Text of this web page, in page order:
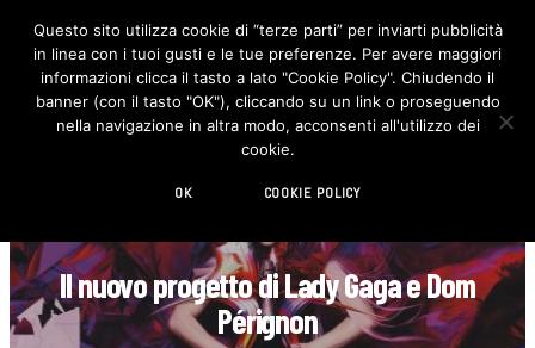
F
c
e
b
o
I
n
s
t
Il nuovo progetto di Lady Gaga e Dom
Pérignon
Questo sito utilizza cookie di “terze parti” per inviarti pubblicità
in linea con i tuoi gusti e le tue preferenze. Per avere maggiori
informazioni clicca il tasto a lato "Cookie Policy". Chiudendo il
banner (con il tasto "OK"), cliccando su un link o proseguendo
nella navigazione in altra modo, acconsenti all'utilizzo dei
cookie.
OK COOKIE POLICY